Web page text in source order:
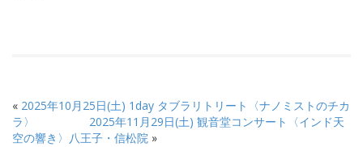
« 2025年10月25日(土) 1day タブラリトリート〈ナノミストのチカ
ラ〉
2025年11月29日(土) 観音堂コンサート〈インド天
空の響き〉八王子・信松院 »